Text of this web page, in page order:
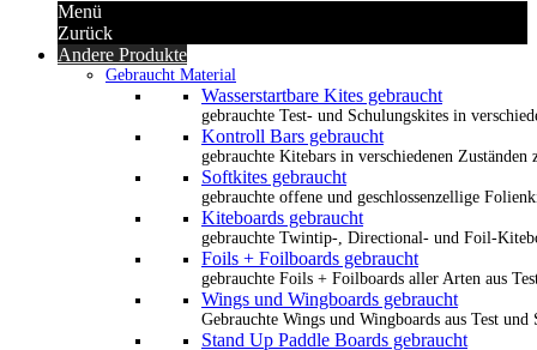
Menü
Zurück
Andere Produkte
Gebraucht Material
Wasserstartbare Kites gebraucht
gebrauchte Test- und Schulungskites in
Kontroll Bars gebraucht
gebrauchte Kitebars in verschiedenen Zuständen
Softkites gebraucht
gebrauchte offene und geschlossenzellige
Kiteboards gebraucht
gebrauchte Twintip-, Directional- und Foil-
Foils + Foilboards gebraucht
gebrauchte Foils + Foilboards aller Arten aus
Wings und Wingboards gebraucht
Gebrauchte Wings und Wingboards aus Test und
Stand Up Paddle Boards gebraucht